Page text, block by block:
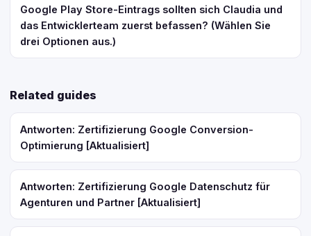
Google Play Store-Eintrags sollten sich Claudia und
das Entwicklerteam zuerst befassen? (Wählen Sie
drei Optionen aus.)
Related guides
Antworten: Zertifizierung Google Conversion-
Optimierung [Aktualisiert]
Antworten: Zertifizierung Google Datenschutz für
Agenturen und Partner [Aktualisiert]